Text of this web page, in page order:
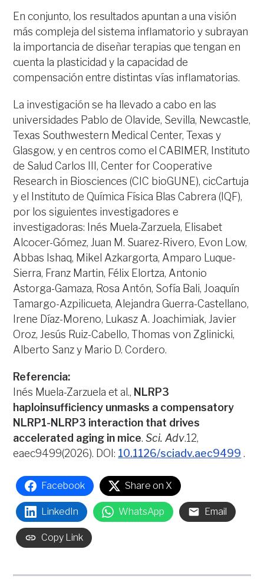
En conjunto, los resultados apuntan a una visión
más compleja del sistema inflamatorio y subrayan
la importancia de diseñar terapias que tengan en
cuenta la plasticidad y la capacidad de
compensación entre distintas vías inflamatorias.
La investigación se ha llevado a cabo en las
universidades Pablo de Olavide, Sevilla, Newcastle,
Texas Southwestern Medical Center, Texas y
Glasgow, y en centros como el CABIMER, Instituto
de Salud Carlos III, Center for Cooperative
Research in Biosciences (CIC bioGUNE), cicCartuja
y el Instituto de Química Física Blas Cabrera (IQF),
por los siguientes investigadores e
investigadoras: Inés Muela-Zarzuela, Elisabet
Alcocer-Gómez, Juan M. Suarez-Rivero, Evon Low,
Abbas Ishaq, Mikel Azkargorta, Amparo Luque-
Sierra, Franz Martin, Félix Elortza, Antonio
Astorga-Gamaza, Rosa Antón, Sofía Bali, Joaquín
Tamargo-Azpilicueta, Alejandra Guerra-Castellano,
Irene Díaz-Moreno, Lukasz A. Joachimiak, Javier
Oroz, Jesús Ruiz-Cabello, Thomas von Zglinicki,
Alberto Sanz y Mario D. Cordero.
Referencia:
Inés Muela-Zarzuela et al., NLRP3
haploinsufficiency unmasks a compensatory
NLRP1-NLRP3 interaction that drives
accelerated aging in mice.Sci. Adv.12,
eaec9499(2026). DOI: 10.1126/sciadv.aec9499 .
Facebook Share on X
LinkedIn WhatsApp Email
Copy Link